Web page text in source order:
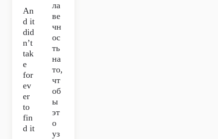
An
d it
did
n’t
tak
e
for
ev
er
to
fin
d it
ла
ве
чн
ос
ть
на
то,
чт
об
ы
эт
о
уз